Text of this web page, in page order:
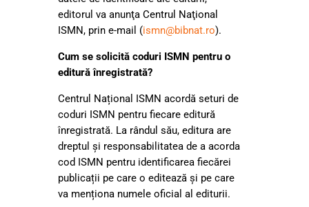
editorul va anunţa Centrul Naţional
ISMN, prin e-mail (ismn@bibnat.ro).
Cum se solicită coduri ISMN pentru o
editură înregistrată?
Centrul Național ISMN acordă seturi de
coduri ISMN pentru fiecare editură
înregistrată. La rândul său, editura are
dreptul și responsabilitatea de a acorda
cod ISMN pentru identificarea fiecărei
publicații pe care o editează și pe care
va menționa numele oficial al editurii.